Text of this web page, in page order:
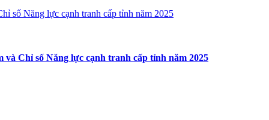
Chỉ số Năng lực cạnh tranh cấp tỉnh năm 2025